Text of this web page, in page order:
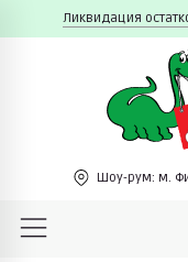
Ликвидация
Шоу-рум: м.